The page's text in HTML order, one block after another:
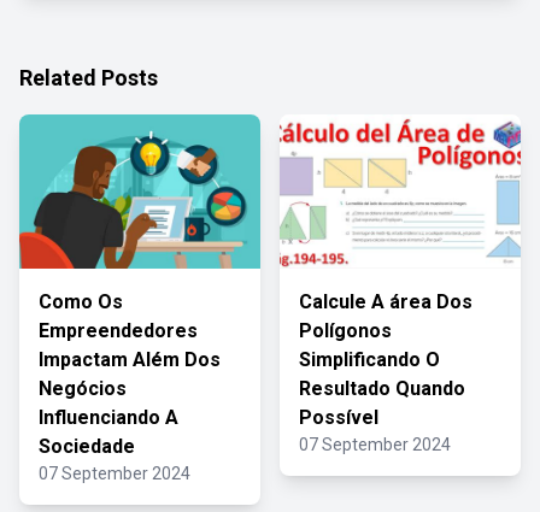
Related Posts
Como Os
Empreendedores
Impactam Além Dos
Negócios
Influenciando A
Sociedade
07 September 2024
Calcule A área Dos
Polígonos
Simplificando O
Resultado Quando
Possível
07 September 2024